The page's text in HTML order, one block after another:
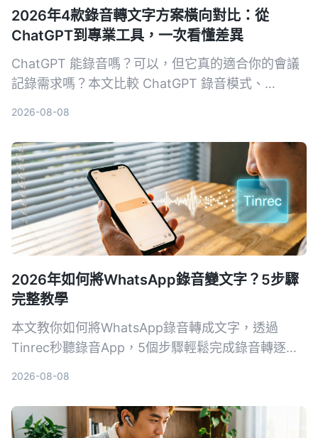
2026年4款錄音轉文字方案橫向對比：從
ChatGPT到專業工具，一次看懂差異
ChatGPT 能錄音嗎？可以，但它真的適合你的會議
記錄需求嗎？本文比較 ChatGPT 錄音模式、
到真正省時的錄音轉文字工具。
2026-08-08
2026年如何將WhatsApp錄音變文字？5步驟
完整教學
本文教你如何將WhatsApp錄音轉成文字，透過
Tinrec秒聽錄音App，5個步驟輕鬆完成錄音轉逐字
2026-08-08